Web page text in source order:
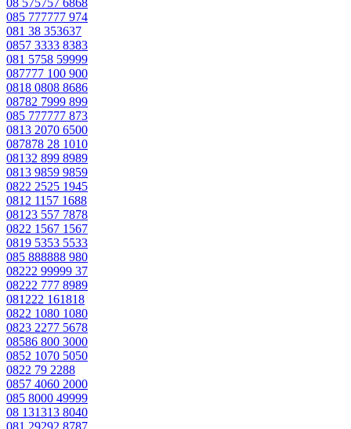
085 777777 974
081 38 353637
0857 3333 8383
081 5758 59999
087777 100 900
0818 0808 8686
08782 7999 899
085 777777 873
0813 2070 6500
087878 28 1010
08132 899 8989
0813 9859 9859
0822 2525 1945
0812 1157 1688
08123 557 7878
0822 1567 1567
0819 5353 5533
085 888888 980
08222 99999 37
08222 777 8989
081222 161818
0822 1080 1080
0823 2277 5678
08586 800 3000
0852 1070 5050
0822 79 2288
0857 4060 2000
085 8000 49999
08 131313 8040
081 29292 8787